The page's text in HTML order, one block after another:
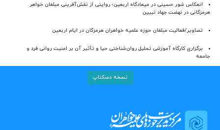
انعکاس شور حسینی در میعادگاه اربعین؛ روایتی از نقش‌آفرینی مبلغان خواهر
هرمزگانی در نهضت جهاد تبیین
تصاویر/فعالیت مبلغان حوزه علمیه خواهران هرمزگان در ایام اربعین
برگزاری کارگاه آموزشی تحلیل روان‌شناختی حیا و تأثیر آن بر امنیت روانی فرد و
جامعه
نسخه دسکتاپ